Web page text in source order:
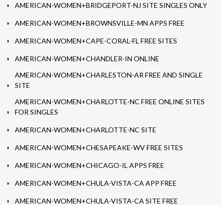
AMERICAN-WOMEN+BRIDGEPORT-NJ SITE SINGLES ONLY
AMERICAN-WOMEN+BROWNSVILLE-MN APPS FREE
AMERICAN-WOMEN+CAPE-CORAL-FL FREE SITES
AMERICAN-WOMEN+CHANDLER-IN ONLINE
AMERICAN-WOMEN+CHARLESTON-AR FREE AND SINGLE
SITE
AMERICAN-WOMEN+CHARLOTTE-NC FREE ONLINE SITES
FOR SINGLES
AMERICAN-WOMEN+CHARLOTTE-NC SITE
AMERICAN-WOMEN+CHESAPEAKE-WV FREE SITES
AMERICAN-WOMEN+CHICAGO-IL APPS FREE
AMERICAN-WOMEN+CHULA-VISTA-CA APP FREE
AMERICAN-WOMEN+CHULA-VISTA-CA SITE FREE